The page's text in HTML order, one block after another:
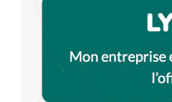
Prévenez-moi de
par e-mail.